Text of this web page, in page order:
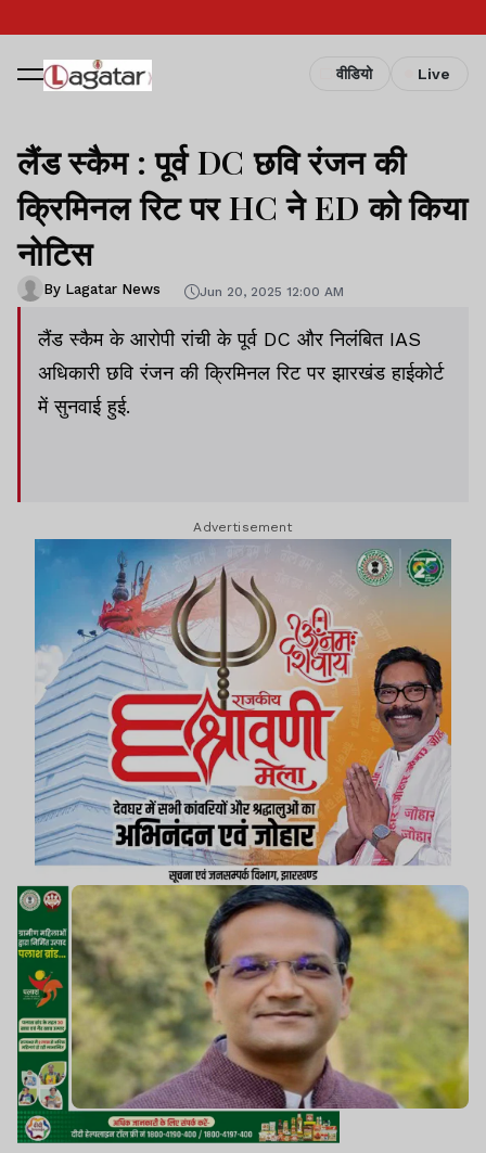
वीडियो Live
लैंड स्कैम : पूर्व DC छवि रंजन की
क्रिमिनल रिट पर HC ने ED को किया
नोटिस
By Lagatar News Jun 20, 2025 12:00 AM
लैंड स्कैम के आरोपी रांची के पूर्व DC और निलंबित IAS
अधिकारी छवि रंजन की क्रिमिनल रिट पर झारखंड हाईकोर्ट
में सुनवाई हुई.
Advertisement